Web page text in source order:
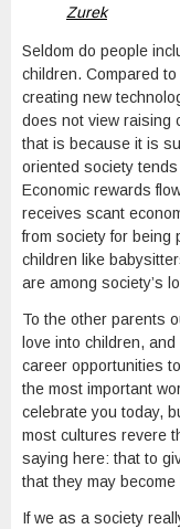
Zurek
Seldom do people
children. Compared
creating new
does not view raising
that is because it is
oriented society
Economic rewards
receives scant
from society for being
children like
are among society’s
To the other parents
love into children,
career opportunities
the most important
celebrate you today,
most cultures revere
saying here: that to
that they may
If we as a society